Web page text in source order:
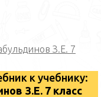
З.Е. 7
к учебнику:
З.Е. 7 класс